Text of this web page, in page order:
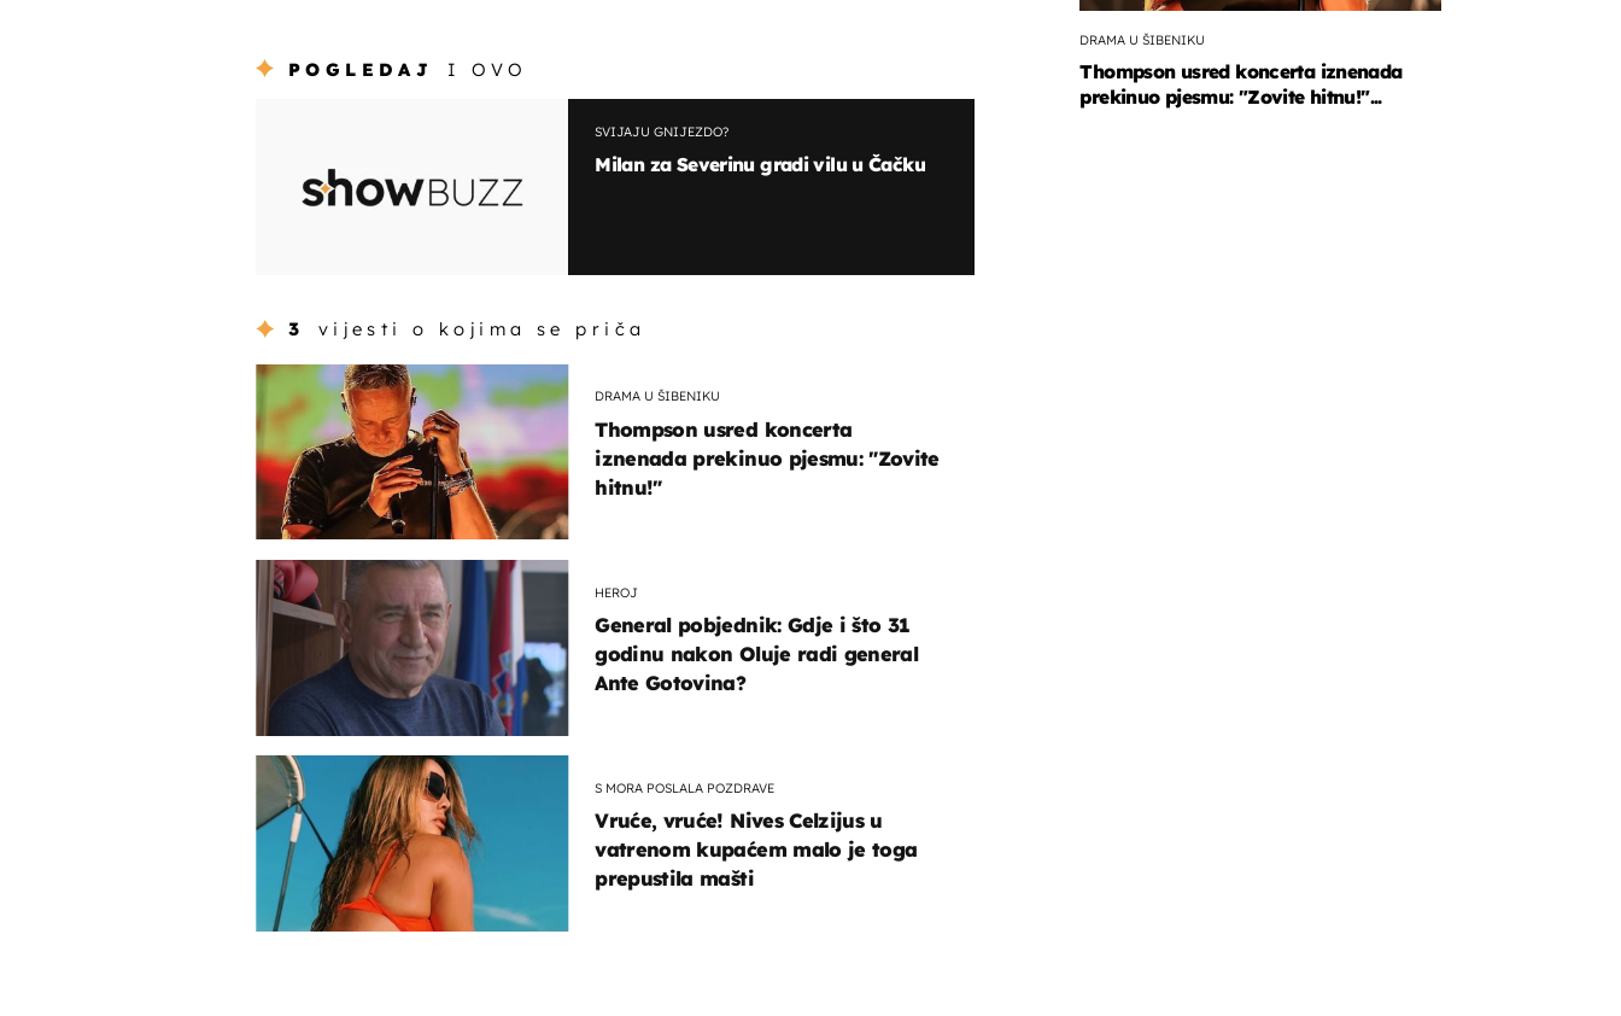
POGLEDAJ I OVO
SVIJAJU GNIJEZDO?
Milan za Severinu gradi vilu u Čačku
3 vijesti o kojima se priča
DRAMA U ŠIBENIKU
Thompson usred koncerta
iznenada prekinuo pjesmu: "Zovite
hitnu!"
HEROJ
General pobjednik: Gdje i što 31
godinu nakon Oluje radi general
Ante Gotovina?
S MORA POSLALA POZDRAVE
Vruće, vruće! Nives Celzijus u
vatrenom kupaćem malo je toga
prepustila mašti
DRAMA U ŠIBENIKU
Thompson usred koncerta iznenada
prekinuo pjesmu: "Zovite hitnu!"...